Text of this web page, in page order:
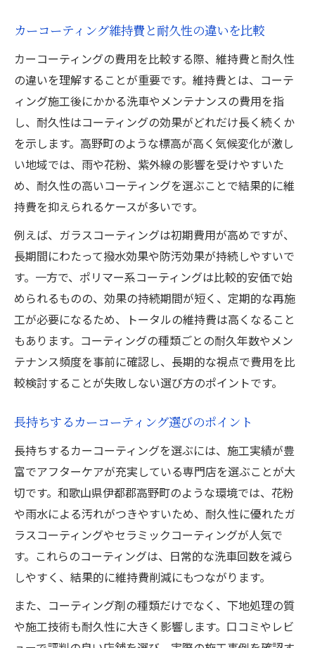
カーコーティング維持費と耐久性の違いを比較
カーコーティングの費用を比較する際、維持費と耐久性
の違いを理解することが重要です。維持費とは、コーテ
ィング施工後にかかる洗車やメンテナンスの費用を指
し、耐久性はコーティングの効果がどれだけ長く続くか
を示します。高野町のような標高が高く気候変化が激し
い地域では、雨や花粉、紫外線の影響を受けやすいた
め、耐久性の高いコーティングを選ぶことで結果的に維
持費を抑えられるケースが多いです。
例えば、ガラスコーティングは初期費用が高めですが、
長期間にわたって撥水効果や防汚効果が持続しやすいで
す。一方で、ポリマー系コーティングは比較的安価で始
められるものの、効果の持続期間が短く、定期的な再施
工が必要になるため、トータルの維持費は高くなること
もあります。コーティングの種類ごとの耐久年数やメン
テナンス頻度を事前に確認し、長期的な視点で費用を比
較検討することが失敗しない選び方のポイントです。
長持ちするカーコーティング選びのポイント
長持ちするカーコーティングを選ぶには、施工実績が豊
富でアフターケアが充実している専門店を選ぶことが大
切です。和歌山県伊都郡高野町のような環境では、花粉
や雨水による汚れがつきやすいため、耐久性に優れたガ
ラスコーティングやセラミックコーティングが人気で
す。これらのコーティングは、日常的な洗車回数を減ら
しやすく、結果的に維持費削減にもつながります。
また、コーティング剤の種類だけでなく、下地処理の質
や施工技術も耐久性に大きく影響します。口コミやレビ